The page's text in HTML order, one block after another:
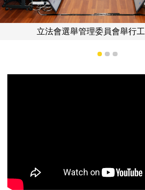
立法會選舉管理委員會舉行工
1 2 3